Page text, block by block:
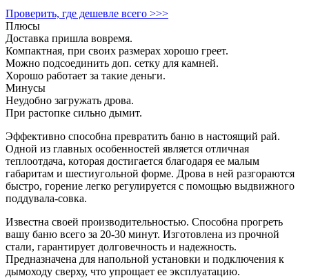
Проверить, где дешевле всего >>>
Плюсы
Доставка пришла вовремя.
Компактная, при своих размерах хорошо греет.
Можно подсоединить доп. сетку для камней.
Хорошо работает за такие деньги.
Минусы
Неудобно загружать дрова.
При растопке сильно дымит.
Эффективно способна превратить баню в настоящий рай.
Одной из главных особенностей является отличная
теплоотдача, которая достигается благодаря ее малым
габаритам и шестиугольной форме. Дрова в ней разгораются
быстро, горение легко регулируется с помощью выдвижного
поддувала-совка.
Известна своей производительностью. Способна прогреть
вашу баню всего за 20-30 минут. Изготовлена из прочной
стали, гарантирует долговечность и надежность.
Предназначена для напольной установки и подключения к
дымоходу сверху, что упрощает ее эксплуатацию.